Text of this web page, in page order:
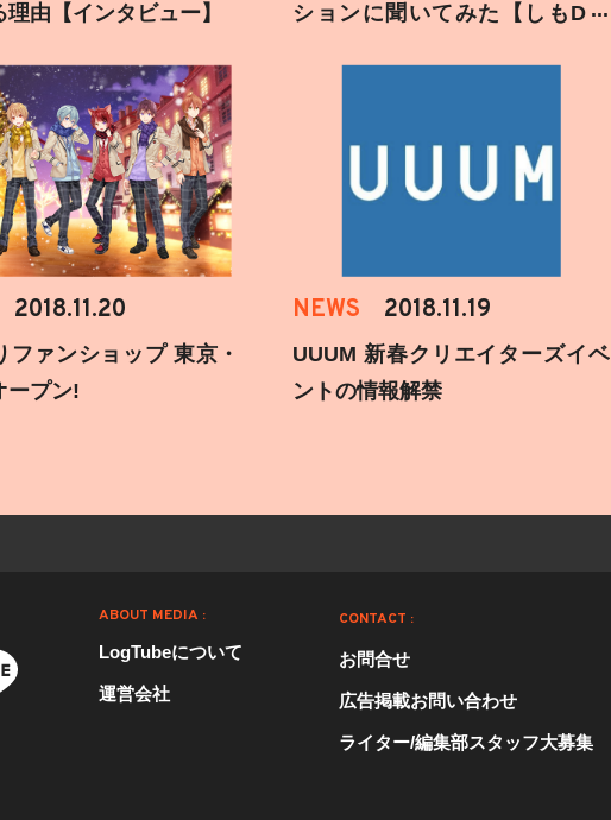
由【インタビュー】
ションに聞いてみた【しもD遅
2018.11.20
ファンショップ 東京・
ープン!
NEWS 2018.11.19
UUUM 新春クリエイターズイベ
ントの情報解禁
ABOUT MEDIA :
LogTubeについて
運営会社
CONTACT :
お問合せ
広告掲載お問い合わせ
ライター/編集部スタッフ大募集